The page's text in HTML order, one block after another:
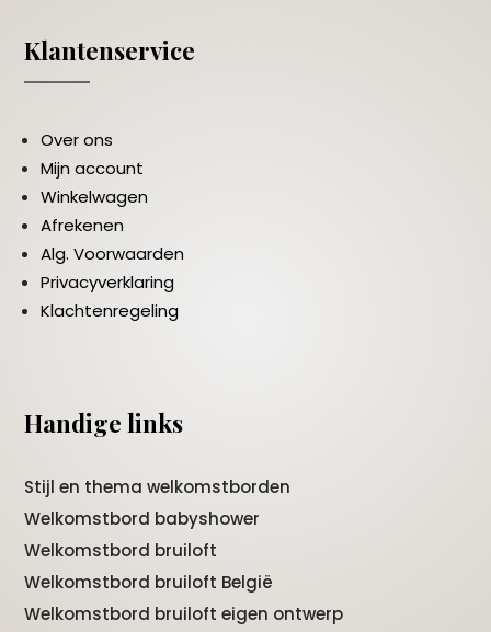
Klantenservice
Over ons
Mijn account
Winkelwagen
Afrekenen
Alg. Voorwaarden
Privacyverklaring
Klachtenregeling
Handige links
Stijl en thema welkomstborden
Welkomstbord babyshower
Welkomstbord bruiloft
Welkomstbord bruiloft België
Welkomstbord bruiloft eigen ontwerp